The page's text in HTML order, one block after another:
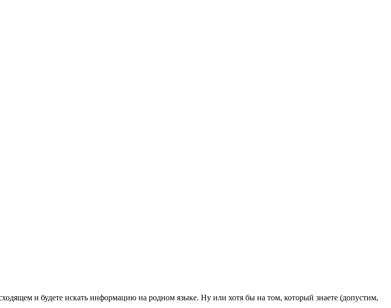
и будете искать информацию на родном языке. Ну или хотя бы на том, который знаете (допустим,